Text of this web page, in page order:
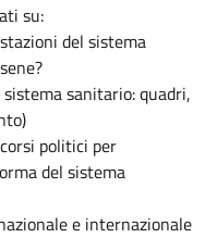
su:
del sistema
sanitario: quadri,
politici per
del sistema
e internazionale